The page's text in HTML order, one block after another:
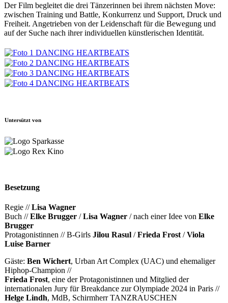
Der Film begleitet die drei Tänzerinnen bei ihrem nächsten Move:
zwischen Training und Battle, Konkurrenz und Support, Druck und
Freiheit. Angetrieben von der Leidenschaft für die Bewegung und
auf der Suche nach ihrer individuellen künstlerischen Identität.
Untersützt von
Besetzung
Regie //Lisa Wagner
Buch //Elke Brugger /Lisa Wagner / nach einer Idee von Elke
Brugger
Protagonistinnen // B-Girls Jilou Rasul /Frieda Frost /Viola
Luise Barner
Gäste: Ben Wichert, Urban Art Complex (UAC) und ehemaliger
Hiphop-Champion //
Frieda Frost, eine der Protagonistinnen und Mitglied der
internationalen Jury für Breakdance zur Olympiade 2024 in Paris //
Helge Lindh, MdB, Schirmherr TANZRAUSCHEN